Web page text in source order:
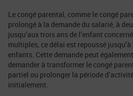
Le congé parental, comme le congé
prolongé à la demande du salarié, à
jusqu’aux trois ans de l’enfant
multiples, ce délai est repoussé
enfants. Cette demande peut
demander à transformer le congé
partiel ou prolonger la période
initialement.